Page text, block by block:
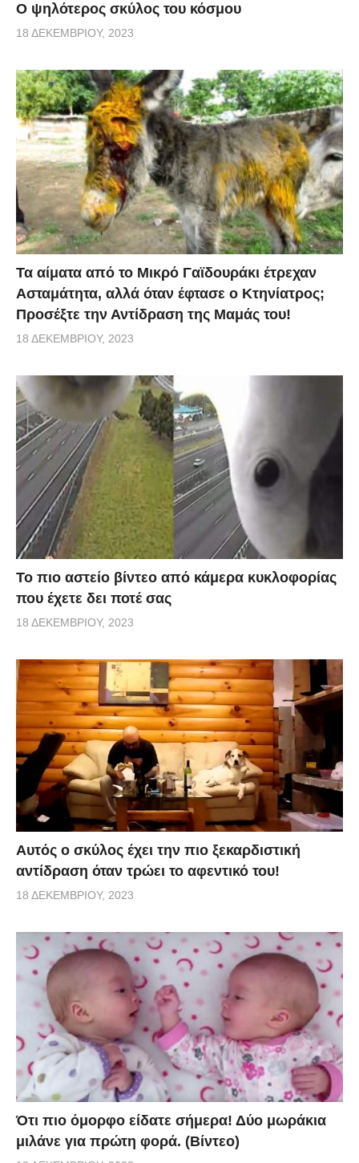
Ο ψηλότερος σκύλος του κόσμου
18 ΔΕΚΕΜΒΡΊΟΥ, 2023
Τα αίματα από το Μικρό Γαϊδουράκι έτρεχαν
Ασταμάτητα, αλλά όταν έφτασε ο Κτηνίατρος;
Προσέξτε την Αντίδραση της Μαμάς του!
18 ΔΕΚΕΜΒΡΊΟΥ, 2023
Το πιο αστείο βίντεο από κάμερα κυκλοφορίας
που έχετε δει ποτέ σας
18 ΔΕΚΕΜΒΡΊΟΥ, 2023
Αυτός ο σκύλος έχει την πιο ξεκαρδιστική
αντίδραση όταν τρώει το αφεντικό του!
18 ΔΕΚΕΜΒΡΊΟΥ, 2023
Ότι πιο όμορφο είδατε σήμερα! Δύο μωράκια
μιλάνε για πρώτη φορά. (Βίντεο)